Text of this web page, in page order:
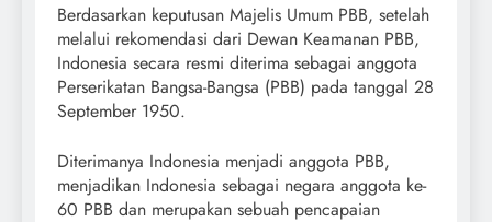
Berdasarkan keputusan Majelis Umum PBB, setelah
melalui rekomendasi dari Dewan Keamanan PBB,
Indonesia secara resmi diterima sebagai anggota
Perserikatan Bangsa-Bangsa (PBB) pada tanggal 28
September 1950.
Diterimanya Indonesia menjadi anggota PBB,
menjadikan Indonesia sebagai negara anggota ke-
60 PBB dan merupakan sebuah pencapaian